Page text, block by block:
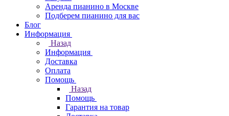
Аренда пианино в Москве
Подберем пианино для вас
Блог
Информация
Назад
Информация
Доставка
Оплата
Помощь
Назад
Помощь
Гарантия на товар